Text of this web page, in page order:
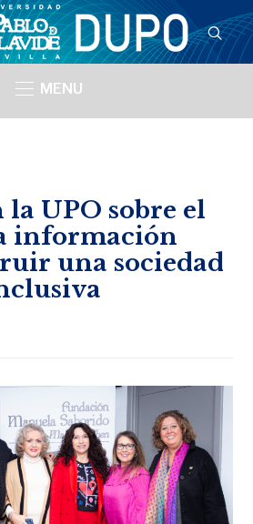
MENU
la UPO sobre el
información
una sociedad